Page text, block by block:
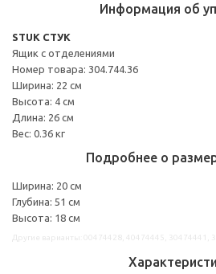
Информация об
STUK СТУК
Ящик с отделениями
Номер товара: 304.744.36
Ширина: 22 см
Высота: 4 см
Длина: 26 см
Вес: 0.36 кг
Подробнее о
Ширина: 20 см
Глубина: 51 см
Высота: 18 см